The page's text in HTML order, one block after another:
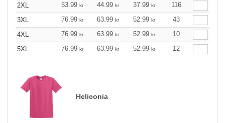
2XL
53.99 kr 44.99 kr 37.99 kr
116
3XL
76.99 kr 63.99 kr 52.99 kr
43
4XL
76.99 kr 63.99 kr 52.99 kr
10
5XL
76.99 kr 63.99 kr 52.99 kr 12
Heliconia